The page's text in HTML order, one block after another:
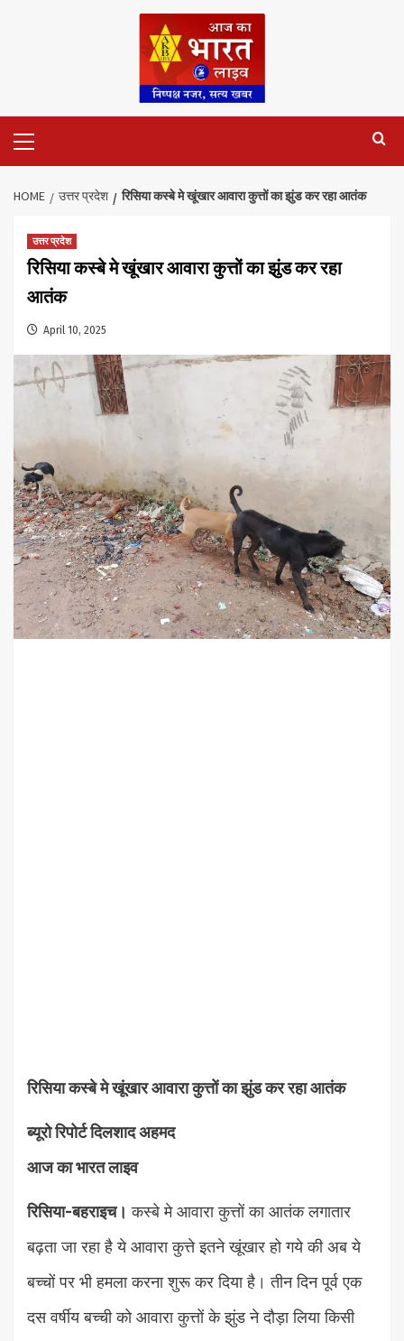
Menu
HOME उत्तर प्रदेश रिसिया कस्बे मे खूंखार आवारा कुत्तों का झुंड कर रहा आतंक
उत्तर प्रदेश
रिसिया कस्बे मे खूंखार आवारा कुत्तों का झुंड कर रहा
आतंक
April 10, 2025
रिसिया कस्बे मे खूंखार आवारा कुत्तों का झुंड कर रहा आतंक
ब्यूरो रिपोर्ट दिलशाद अहमद
आज का भारत लाइव
रिसिया-बहराइच। कस्बे मे आवारा कुत्तों का आतंक लगातार
बढ़ता जा रहा है ये आवारा कुत्ते इतने खूंखार हो गये की अब ये
बच्चों पर भी हमला करना शुरू कर दिया है। तीन दिन पूर्व एक
दस वर्षीय बच्ची को आवारा कुत्तों के झुंड ने दौड़ा लिया किसी